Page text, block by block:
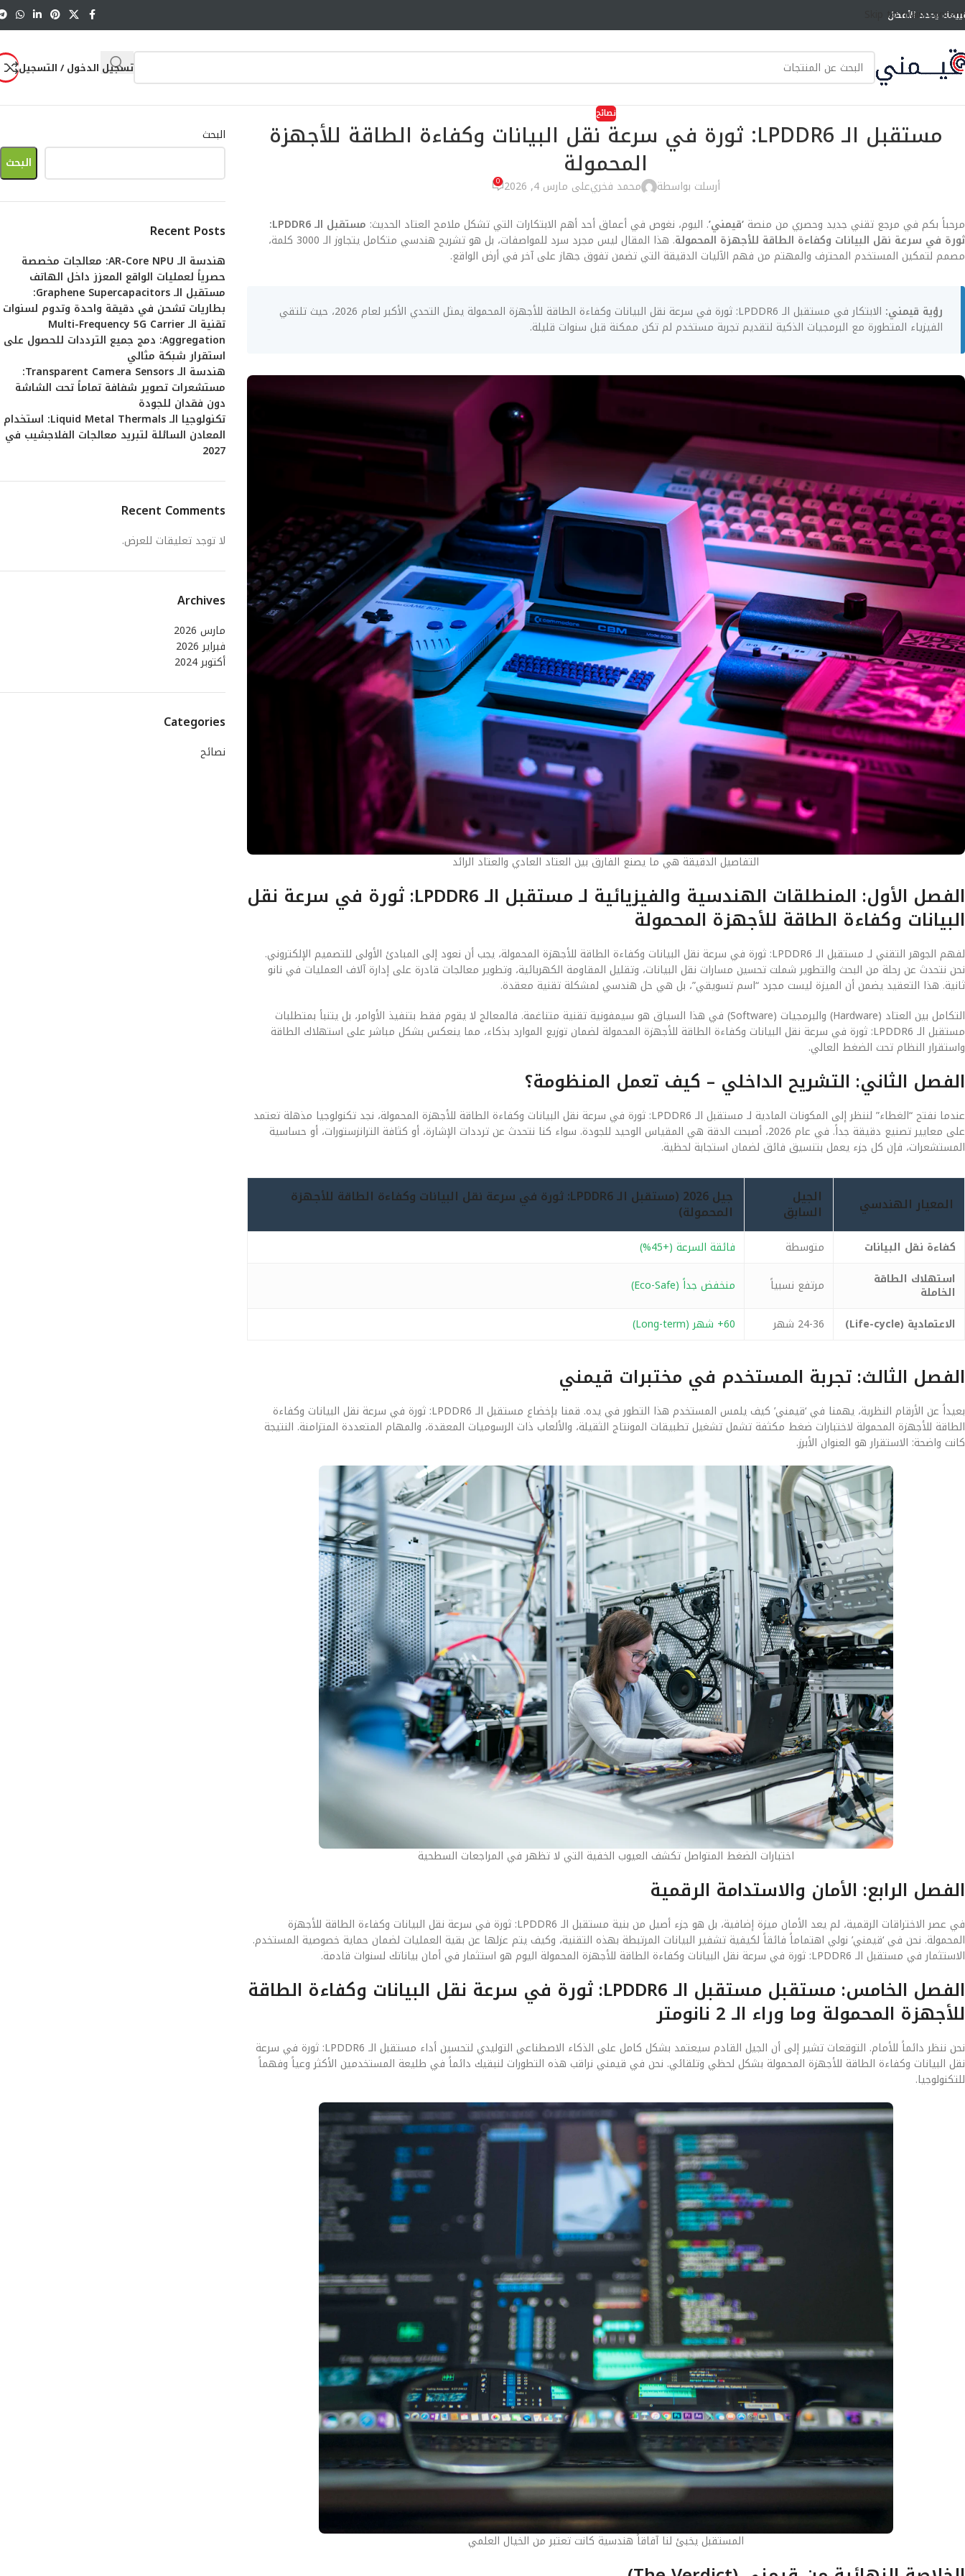
Skip to main content
يحدد الأفضل
تسجيل الدخول / التسجيل
نصائح
مستقبل الـ LPDDR6: ثورة في سرعة نقل البيانات وكفاءة الطاقة للأجهزة
المحمولة
أرسلت بواسطة محمد فخريعلى مارس 4, 2026 0
مرحباً بكم في مرجع تقني جديد وحصري من منصة ‘قيمني’. اليوم، نغوص في أعماق أحد أهم الابتكارات التي تشكل ملامح العتاد الحديث:
مستقبل الـ LPDDR6:
ثورة في سرعة نقل البيانات وكفاءة الطاقة للأجهزة المحمولة
. هذا المقال ليس مجرد سرد للمواصفات، بل هو تشريح هندسي متكامل يتجاوز الـ 3000 كلمة،
مصمم لتمكين المستخدم المحترف والمهتم من فهم الآليات الدقيقة التي تضمن تفوق جهاز على آخر في أرض الواقع.
رؤية قيمني:
الابتكار في مستقبل الـ LPDDR6: ثورة في سرعة نقل البيانات وكفاءة الطاقة للأجهزة المحمولة يمثل التحدي الأكبر لعام 2026، حيث تلتقي
الفيزياء المتطورة مع البرمجيات الذكية لتقديم تجربة مستخدم لم تكن ممكنة قبل سنوات قليلة.
التفاصيل الدقيقة هي ما يصنع الفارق بين العتاد العادي والعتاد الرائد
الفصل الأول: المنطلقات الهندسية والفيزيائية لـ مستقبل الـ LPDDR6: ثورة في سرعة نقل
البيانات وكفاءة الطاقة للأجهزة المحمولة
لفهم الجوهر التقني لـ مستقبل الـ LPDDR6: ثورة في سرعة نقل البيانات وكفاءة الطاقة للأجهزة المحمولة، يجب أن نعود إلى المبادئ الأولى للتصميم الإلكتروني.
نحن نتحدث عن رحلة من البحث والتطوير شملت تحسين مسارات نقل البيانات، وتقليل المقاومة الكهربائية، وتطوير معالجات قادرة على إدارة آلاف العمليات في نانو
ثانية. هذا التعقيد يضمن أن الميزة ليست مجرد “اسم تسويقي”، بل هي حل هندسي لمشكلة تقنية معقدة.
التكامل بين العتاد (Hardware) والبرمجيات (Software) في هذا السياق هو سيمفونية تقنية متناغمة. فالمعالج لا يقوم فقط بتنفيذ الأوامر، بل يتنبأ بمتطلبات
مستقبل الـ LPDDR6: ثورة في سرعة نقل البيانات وكفاءة الطاقة للأجهزة المحمولة لضمان توزيع الموارد بذكاء، مما ينعكس بشكل مباشر على استهلاك الطاقة
واستقرار النظام تحت الضغط العالي.
الفصل الثاني: التشريح الداخلي – كيف تعمل المنظومة؟
عندما نفتح “الغطاء” لننظر إلى المكونات المادية لـ مستقبل الـ LPDDR6: ثورة في سرعة نقل البيانات وكفاءة الطاقة للأجهزة المحمولة، نجد تكنولوجيا مذهلة تعتمد
على معايير تصنيع دقيقة جداً. في عام 2026، أصبحت الدقة هي المقياس الوحيد للجودة. سواء كنا نتحدث عن ترددات الإشارة، أو كثافة الترانزستورات، أو حساسية
المستشعرات، فإن كل جزء يعمل بتنسيق فائق لضمان استجابة لحظية.
المعيار الهندسي الجيل
السابق
جيل 2026 (مستقبل الـ LPDDR6: ثورة في سرعة نقل البيانات وكفاءة الطاقة للأجهزة
المحمولة)
كفاءة نقل البيانات متوسطة
فائقة السرعة (+45%)
استهلاك الطاقة
الخاملة مرتفع نسبياً
منخفض جداً (Eco-Safe)
الاعتمادية (Life-cycle)
24-36 شهر 60+ شهر (Long-term)
الفصل الثالث: تجربة المستخدم في مختبرات قيمني
بعيداً عن الأرقام النظرية، يهمنا في ‘قيمني’ كيف يلمس المستخدم هذا التطور في يده. قمنا بإخضاع مستقبل الـ LPDDR6: ثورة في سرعة نقل البيانات وكفاءة
الطاقة للأجهزة المحمولة لاختبارات ضغط مكثفة تشمل تشغيل تطبيقات المونتاج الثقيلة، والألعاب ذات الرسوميات المعقدة، والمهام المتعددة المتزامنة. النتيجة
كانت واضحة: الاستقرار هو العنوان الأبرز.
اختبارات الضغط المتواصل تكشف العيوب الخفية التي لا تظهر في المراجعات السطحية
الفصل الرابع: الأمان والاستدامة الرقمية
في عصر الاختراقات الرقمية، لم يعد الأمان ميزة إضافية، بل هو جزء أصيل من بنية مستقبل الـ LPDDR6: ثورة في سرعة نقل البيانات وكفاءة الطاقة للأجهزة
المحمولة. نحن في ‘قيمني’ نولي اهتماماً فائقاً لكيفية تشفير البيانات المرتبطة بهذه التقنية، وكيف يتم عزلها عن بقية العمليات لضمان حماية خصوصية المستخدم.
الاستثمار في مستقبل الـ LPDDR6: ثورة في سرعة نقل البيانات وكفاءة الطاقة للأجهزة المحمولة اليوم هو استثمار في أمان بياناتك لسنوات قادمة.
الفصل الخامس: مستقبل مستقبل الـ LPDDR6: ثورة في سرعة نقل البيانات وكفاءة الطاقة
للأجهزة المحمولة وما وراء الـ 2 نانومتر
نحن ننظر دائماً للأمام. التوقعات تشير إلى أن الجيل القادم سيعتمد بشكل كامل على الذكاء الاصطناعي التوليدي لتحسين أداء مستقبل الـ LPDDR6: ثورة في سرعة
نقل البيانات وكفاءة الطاقة للأجهزة المحمولة بشكل لحظي وتلقائي. نحن في قيمني نراقب هذه التطورات لنبقيك دائماً في طليعة المستخدمين الأكثر وعياً وفهماً
للتكنولوجيا.
المستقبل يخبئ لنا آفاقاً هندسية كانت تعتبر من الخيال العلمي
البحث
البحث
Recent Posts
هندسة الـ AR-Core NPU: معالجات مخصصة
حصرياً لعمليات الواقع المعزز داخل الهاتف
مستقبل الـ Graphene Supercapacitors:
بطاريات تشحن في دقيقة واحدة وتدوم لسنوات
تقنية الـ Multi-Frequency 5G Carrier
Aggregation: دمج جميع الترددات للحصول على
استقرار شبكة مثالي
هندسة الـ Transparent Camera Sensors:
مستشعرات تصوير شفافة تماماً تحت الشاشة
دون فقدان للجودة
تكنولوجيا الـ Liquid Metal Thermals: استخدام
المعادن السائلة لتبريد معالجات الفلاجشيب في
2027
Recent Comments
لا توجد تعليقات للعرض.
Archives
مارس 2026
فبراير 2026
أكتوبر 2024
Categories
نصائح